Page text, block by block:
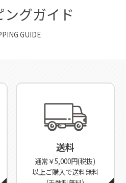
ングガイド
GUIDE
送料
通常￥5,000円(税抜)
以上ご購入で送料無料